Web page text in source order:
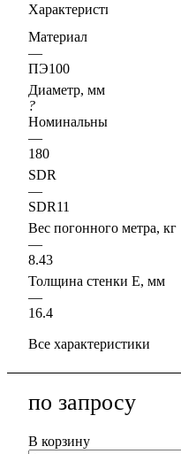
Характеристики
Материал
—
ПЭ100
Диаметр, мм
?
Номинальный наружный
—
180
SDR
—
SDR11
Вес погонного метра, кг
—
8.43
Толщина стенки E, мм
—
16.4
Все характеристики
по запросу
В корзину